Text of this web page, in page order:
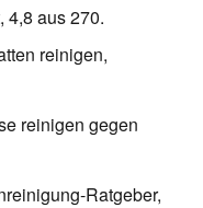
4,8 aus 270.
reinigen,
reinigen gegen
Ratgeber,